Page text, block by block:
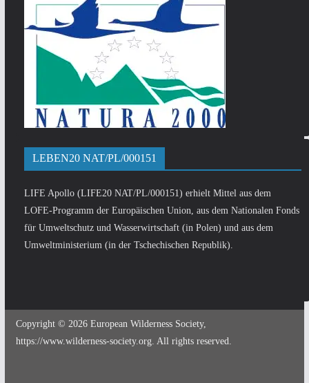
LEBEN20 NAT/PL/000151
LIFE Apollo (LIFE20 NAT/PL/000151) erhielt Mittel aus dem
LOFE-Programm der Europäischen Union, aus dem Nationalen Fonds
für Umweltschutz und Wasserwirtschaft (in Polen) und aus dem
Umweltministerium (in der Tschechischen Republik).
Copyright © 2026 European Wilderness Society,
https://www.wilderness-society.org. All rights reserved.